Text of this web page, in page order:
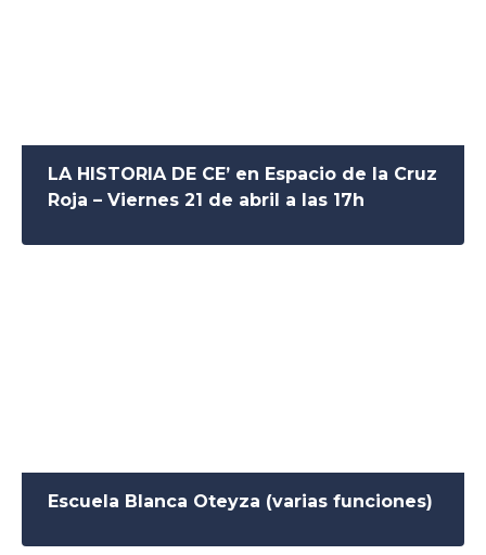
LA HISTORIA DE CE’ en Espacio de la Cruz
Roja – Viernes 21 de abril a las 17h
Escuela Blanca Oteyza (varias funciones)